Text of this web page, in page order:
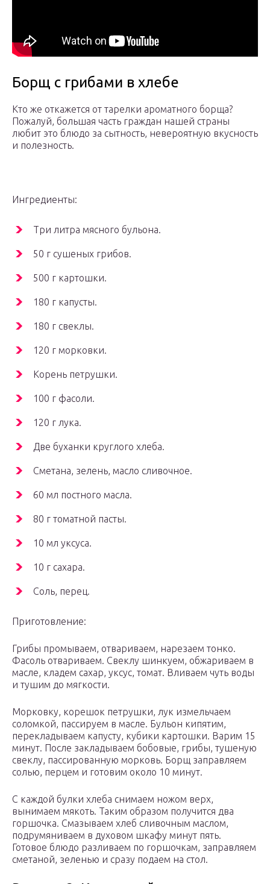
Борщ с грибами в хлебе
Кто же откажется от тарелки ароматного борща?
Пожалуй, большая часть граждан нашей страны
любит это блюдо за сытность, невероятную вкусность
и полезность.
Ингредиенты:
Три литра мясного бульона.
50 г сушеных грибов.
500 г картошки.
180 г капусты.
180 г свеклы.
120 г морковки.
Корень петрушки.
100 г фасоли.
120 г лука.
Две буханки круглого хлеба.
Сметана, зелень, масло сливочное.
60 мл постного масла.
80 г томатной пасты.
10 мл уксуса.
10 г сахара.
Соль, перец.
Приготовление:
Грибы промываем, отвариваем, нарезаем тонко.
Фасоль отвариваем. Свеклу шинкуем, обжариваем в
масле, кладем сахар, уксус, томат. Вливаем чуть воды
и тушим до мягкости.
Морковку, корешок петрушки, лук измельчаем
соломкой, пассируем в масле. Бульон кипятим,
перекладываем капусту, кубики картошки. Варим 15
минут. После закладываем бобовые, грибы, тушеную
свеклу, пассированную морковь. Борщ заправляем
солью, перцем и готовим около 10 минут.
С каждой булки хлеба снимаем ножом верх,
вынимаем мякоть. Таким образом получится два
горшочка. Смазываем хлеб сливочным маслом,
подрумяниваем в духовом шкафу минут пять.
Готовое блюдо разливаем по горшочкам, заправляем
сметаной, зеленью и сразу подаем на стол.